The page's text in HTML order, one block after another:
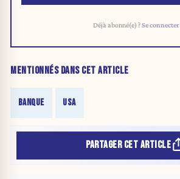
Déjà abonné(e) ?Se connecter
MENTIONNÉS DANS CET ARTICLE
BANQUE USA
PARTAGER CET ARTICLE